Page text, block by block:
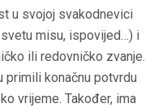
u svojoj svakodnevici
misu, ispovijed…) i
ili redovničko zvanje.
primili konačnu potvrdu
vrijeme. Također, ima